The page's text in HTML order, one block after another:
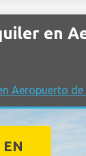
en
Aeropuerto
EN